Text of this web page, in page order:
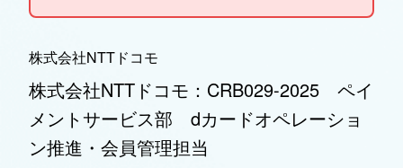
株式会社NTTドコモ
株式会社NTTドコモ：CRB029-2025 ペイ
メントサービス部 dカードオペレーショ
ン推進・会員管理担当